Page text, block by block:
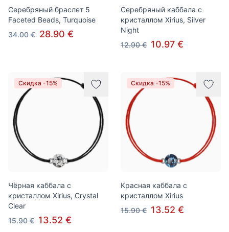
Серебряный браслет 5
Faceted Beads, Turquoise
34.00 € 28.90 €
Серебряный каббала с
кристаллом Xirius, Silver
Night
12.90 € 10.97 €
Скидка -15%
Чёрная каббала с
кристаллом Xirius, Crystal
Clear
15.90 € 13.52 €
Скидка -15%
Красная каббала с
кристаллом Xirius
15.90 € 13.52 €